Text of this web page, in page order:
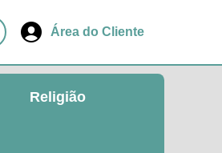
Área do Cliente
Religião